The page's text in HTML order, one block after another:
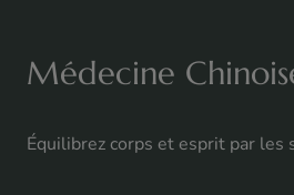
Médecine
Équilibrez corps et esprit par les